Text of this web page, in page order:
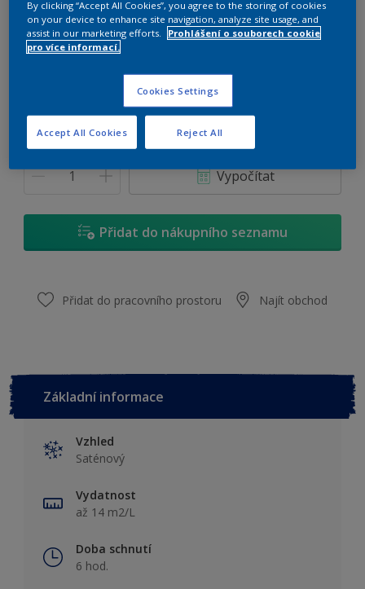
F0.03.66
Změnit odstín
2,5 L
Množství Kalkulačka pro výpočet barvy
Vypočítat
Přidat do nákupního seznamu
Přidat do pracovního prostoru Najít obchod
Základní informace
Vzhled
Saténový
Vydatnost
až 14 m2/L
Doba schnutí
6 hod.
By clicking “Accept All Cookies”, you agree to the storing of cookies
on your device to enhance site navigation, analyze site usage, and
assist in our marketing efforts.
Prohlášení o souborech cookie
pro více informací.
Cookies Settings
Reject All
Accept All Cookies